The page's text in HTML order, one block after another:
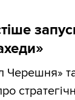
Черешня»